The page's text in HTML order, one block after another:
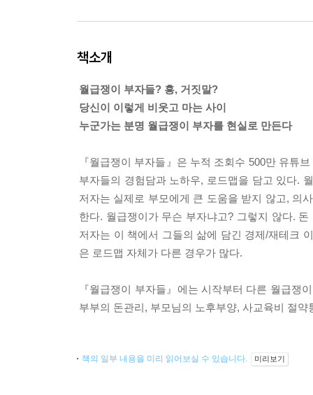
책소개
월급쟁이 부자들? 흥, 거짓말?
당신이 이렇게 비웃고 마는 사이
누군가는 분명 월급쟁이 부자를 현실로 만든다
『월급쟁이 부자들』은 누적 조회수 500만 유튜
부자들의 경험담과 노하우, 로드맵을 담고 있다.
저자는 실제로 부모에게 큰 도움을 받지 않고, 의
한다. 월급쟁이가 무슨 부자냐고? 그렇지 않다.
저자는 이 책에서 그들의 삶에 담긴 경제/재테크
은 로드맵 자체가 다른 경우가 많다.
『월급쟁이 부자들』에는 시작부터 다른 월급쟁
부부의 돈관리, 부모님의 노후부양, 사교육비 절
책의 일부 내용을 미리 읽어보실 수 있습니다. 미리보기